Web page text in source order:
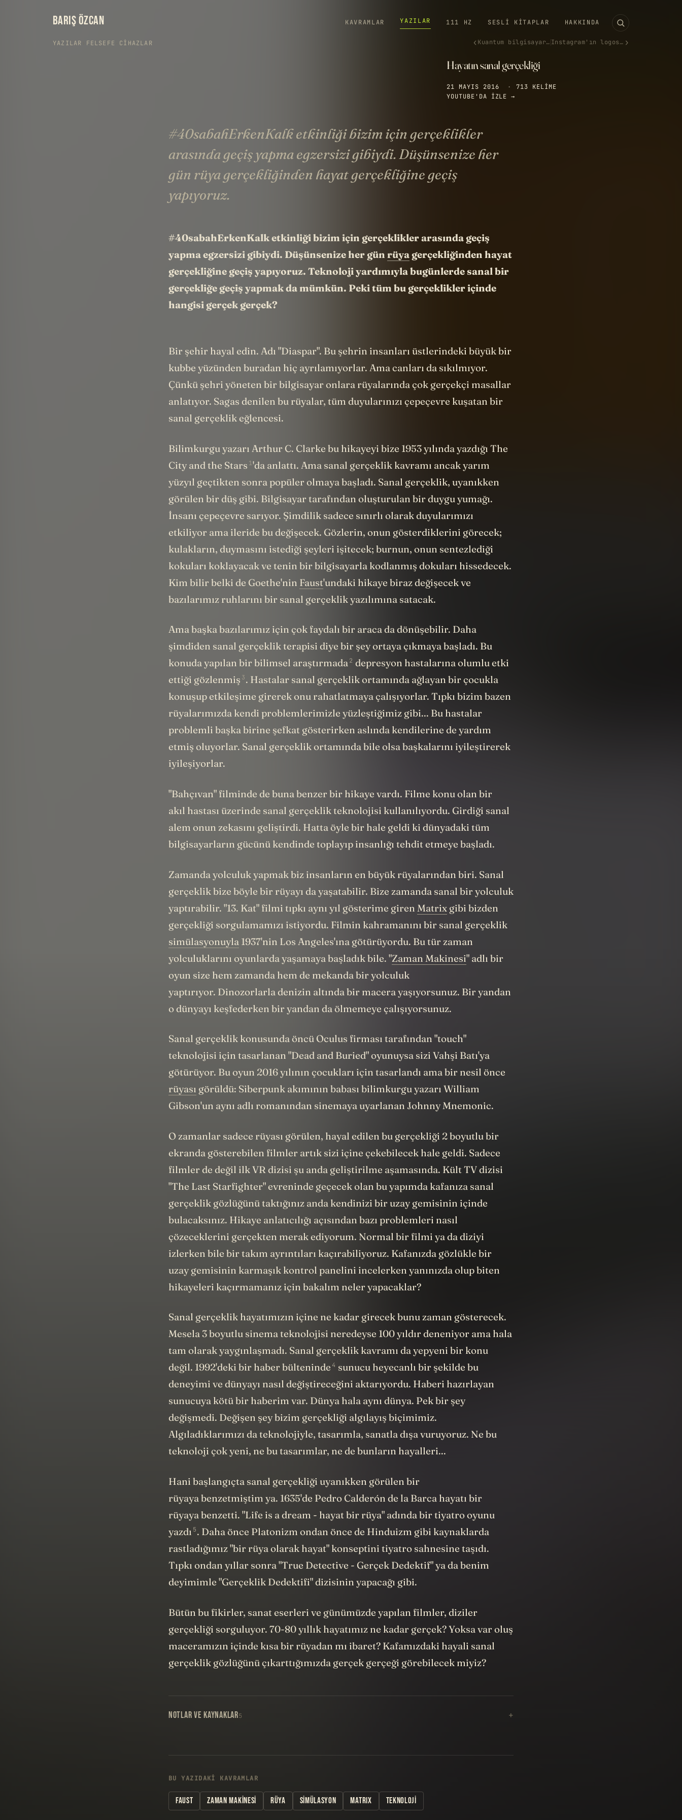
BARIŞ ÖZCAN KAVRAMLAR YAZILAR 111 HZ SESLI KITAPLAR HAKKINDA
YAZILAR FELSEFE CIHAZLAR ‹ Kuantum bilgisayar kullanmaya… Instagram'ın logosu neden değ… ›
Hayatın sanal gerçekliği
21 MAYIS 2016 ·
713 KELIME
YOUTUBE'DA IZLE →
#40sabahErkenKalk etkinliği bizim için gerçeklikler
arasında geçiş yapma egzersizi gibiydi. Düşünsenize her
gün rüya gerçekliğinden hayat gerçekliğine geçiş
yapıyoruz.
#40sabahErkenKalk etkinliği bizim için gerçeklikler arasında geçiş
yapma egzersizi gibiydi. Düşünsenize her gün rüyagerçekliğinden hayat
gerçekliğine geçiş yapıyoruz. Teknoloji yardımıyla bugünlerde sanal bir
gerçekliğe geçiş yapmak da mümkün. Peki tüm bu gerçeklikler içinde
hangisi gerçek gerçek?
Bir şehir hayal edin. Adı "Diaspar". Bu şehrin insanları üstlerindeki büyük bir
kubbe yüzünden buradan hiç ayrılamıyorlar. Ama canları da sıkılmıyor.
Çünkü şehri yöneten bir bilgisayar onlara rüyalarında çok gerçekçi masallar
anlatıyor. Sagas denilen bu rüyalar, tüm duyularınızı çepeçevre kuşatan bir
sanal gerçeklik eğlencesi.
Bilimkurgu yazarı Arthur C. Clarke bu hikayeyi bize 1953 yılında yazdığı The
City and the Stars 1'da anlattı. Ama sanal gerçeklik kavramı ancak yarım
yüzyıl geçtikten sonra popüler olmaya başladı. Sanal gerçeklik, uyanıkken
görülen bir düş gibi. Bilgisayar tarafından oluşturulan bir duygu yumağı.
İnsanı çepeçevre sarıyor. Şimdilik sadece sınırlı olarak duyularımızı
etkiliyor ama ileride bu değişecek. Gözlerin, onun gösterdiklerini görecek;
kulakların, duymasını istediği şeyleri işitecek; burnun, onun sentezlediği
kokuları koklayacak ve tenin bir bilgisayarla kodlanmış dokuları hissedecek.
Kim bilir belki de Goethe'nin Faust'undaki hikaye biraz değişecek ve
bazılarımız ruhlarını bir sanal gerçeklik yazılımına satacak.
Ama başka bazılarımız için çok faydalı bir araca da dönüşebilir. Daha
şimdiden sanal gerçeklik terapisi diye bir şey ortaya çıkmaya başladı. Bu
konuda yapılan bir bilimsel araştırmada2 depresyon hastalarına olumlu etki
ettiği gözlenmiş 3. Hastalar sanal gerçeklik ortamında ağlayan bir çocukla
konuşup etkileşime girerek onu rahatlatmaya çalışıyorlar. Tıpkı bizim bazen
rüyalarımızda kendi problemlerimizle yüzleştiğimiz gibi... Bu hastalar
problemli başka birine şefkat gösterirken aslında kendilerine de yardım
etmiş oluyorlar. Sanal gerçeklik ortamında bile olsa başkalarını iyileştirerek
iyileşiyorlar.
"Bahçıvan" filminde de buna benzer bir hikaye vardı. Filme konu olan bir
akıl hastası üzerinde sanal gerçeklik teknolojisi kullanılıyordu. Girdiği sanal
alem onun zekasını geliştirdi. Hatta öyle bir hale geldi ki dünyadaki tüm
bilgisayarların gücünü kendinde toplayıp insanlığı tehdit etmeye başladı.
Zamanda yolculuk yapmak biz insanların en büyük rüyalarından biri. Sanal
gerçeklik bize böyle bir rüyayı da yaşatabilir. Bize zamanda sanal bir yolculuk
yaptırabilir. "13. Kat" filmi tıpkı aynı yıl gösterime giren Matrix gibi bizden
gerçekliği sorgulamamızı istiyordu. Filmin kahramanını bir sanal gerçeklik
simülasyonuyla 1937'nin Los Angeles'ına götürüyordu. Bu tür zaman
yolculuklarını oyunlarda yaşamaya başladık bile. "Zaman Makinesi" adlı bir
oyun size hem zamanda hem de mekanda bir yolculuk
yaptırıyor. Dinozorlarla denizin altında bir macera yaşıyorsunuz. Bir yandan
o dünyayı keşfederken bir yandan da ölmemeye çalışıyorsunuz.
Sanal gerçeklik konusunda öncü Oculus firması tarafından "touch"
teknolojisi için tasarlanan "Dead and Buried" oyunuysa sizi Vahşi Batı'ya
götürüyor. Bu oyun 2016 yılının çocukları için tasarlandı ama bir nesil önce
rüyası görüldü: Siberpunk akımının babası bilimkurgu yazarı William
Gibson'un aynı adlı romanından sinemaya uyarlanan Johnny Mnemonic.
O zamanlar sadece rüyası görülen, hayal edilen bu gerçekliği 2 boyutlu bir
ekranda gösterebilen filmler artık sizi içine çekebilecek hale geldi. Sadece
filmler de değil ilk VR dizisi şu anda geliştirilme aşamasında. Kült TV dizisi
"The Last Starfighter" evreninde geçecek olan bu yapımda kafanıza sanal
gerçeklik gözlüğünü taktığınız anda kendinizi bir uzay gemisinin içinde
bulacaksınız. Hikaye anlatıcılığı açısından bazı problemleri nasıl
çözeceklerini gerçekten merak ediyorum. Normal bir filmi ya da diziyi
izlerken bile bir takım ayrıntıları kaçırabiliyoruz. Kafanızda gözlükle bir
uzay gemisinin karmaşık kontrol panelini incelerken yanınızda olup biten
hikayeleri kaçırmamanız için bakalım neler yapacaklar?
Sanal gerçeklik hayatımızın içine ne kadar girecek bunu zaman gösterecek.
Mesela 3 boyutlu sinema teknolojisi neredeyse 100 yıldır deneniyor ama hala
tam olarak yaygınlaşmadı. Sanal gerçeklik kavramı da yepyeni bir konu
değil. 1992'deki bir haber bülteninde 4 sunucu heyecanlı bir şekilde bu
deneyimi ve dünyayı nasıl değiştireceğini aktarıyordu. Haberi hazırlayan
sunucuya kötü bir haberim var. Dünya hala aynı dünya. Pek bir şey
değişmedi. Değişen şey bizim gerçekliği algılayış biçimimiz.
Algıladıklarımızı da teknolojiyle, tasarımla, sanatla dışa vuruyoruz. Ne bu
teknoloji çok yeni, ne bu tasarımlar, ne de bunların hayalleri...
Hani başlangıçta sanal gerçekliği uyanıkken görülen bir
rüyaya benzetmiştim ya. 1635'de Pedro Calderón de la Barca hayatı bir
rüyaya benzetti. "Life is a dream - hayat bir rüya" adında bir tiyatro oyunu
yazdı 5. Daha önce Platonizm ondan önce de Hinduizm gibi kaynaklarda
rastladığımız "bir rüya olarak hayat" konseptini tiyatro sahnesine taşıdı.
Tıpkı ondan yıllar sonra "True Detective - Gerçek Dedektif" ya da benim
deyimimle "Gerçeklik Dedektifi" dizisinin yapacağı gibi.
Bütün bu fikirler, sanat eserleri ve günümüzde yapılan filmler, diziler
gerçekliği sorguluyor. 70-80 yıllık hayatımız ne kadar gerçek? Yoksa var oluş
maceramızın içinde kısa bir rüyadan mı ibaret? Kafamızdaki hayali sanal
gerçeklik gözlüğünü çıkarttığımızda gerçek gerçeği görebilecek miyiz?
NOTLAR VE KAYNAKLAR5
BU YAZIDAKI KAVRAMLAR
FAUST ZAMAN MAKINESI RÜYA SIMÜLASYON MATRIX TEKNOLOJI